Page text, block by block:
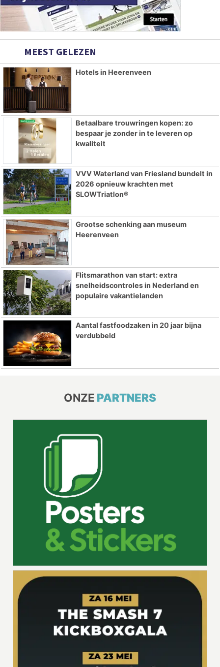
MEEST GELEZEN
Hotels in Heerenveen
Betaalbare trouwringen kopen: zo
bespaar je zonder in te leveren op
kwaliteit
VVV Waterland van Friesland bundelt in
2026 opnieuw krachten met
SLOWTriatlon®
Grootse schenking aan museum
Heerenveen
Flitsmarathon van start: extra
snelheidscontroles in Nederland en
populaire vakantielanden
Aantal fastfoodzaken in 20 jaar bijna
verdubbeld
ONZE PARTNERS